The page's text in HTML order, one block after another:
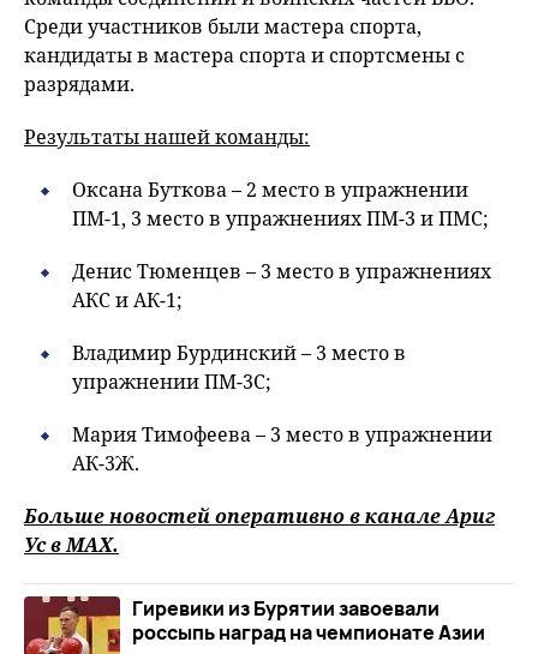
Среди участников были мастера спорта,
кандидаты в мастера спорта и спортсмены с
разрядами.
Результаты нашей команды:
Оксана Буткова – 2 место в упражнении
ПМ-1, 3 место в упражнениях ПМ-3 и ПМС;
Денис Тюменцев – 3 место в упражнениях
АКС и АК-1;
Владимир Бурдинский – 3 место в
упражнении ПМ-3С;
Мария Тимофеева – 3 место в упражнении
АК-3Ж.
Больше новостей оперативно в канале Ариг
Ус вMAХ.
Гиревики из Бурятии завоевали
россыпь наград на чемпионате Азии